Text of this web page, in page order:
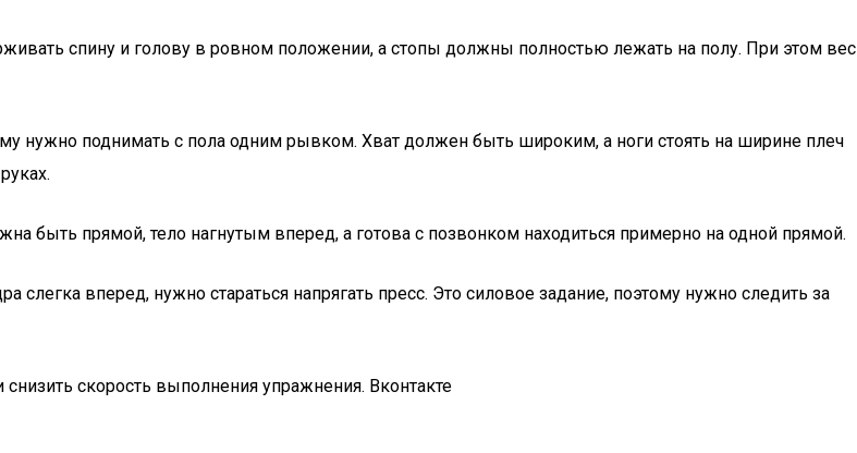
спину и голову в ровном положении, а стопы должны полностью лежать на полу. При этом вес
нужно поднимать с пола одним рывком. Хват должен быть широким, а ноги стоять на ширине плеч
быть прямой, тело нагнутым вперед, а готова с позвонком находиться примерно на одной прямой.
вперед, нужно стараться напрягать пресс. Это силовое задание, поэтому нужно следить за
скорость выполнения упражнения. Вконтакте